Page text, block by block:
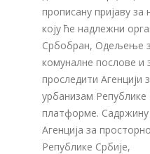
прописану пријаву за
коју ће надлежни
Србобран, Одељење
комуналне послове и
проследити
урбанизам Републике
платформе. Садржину
Агенција за
Републике Србије,